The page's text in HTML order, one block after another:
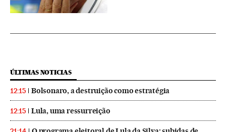
ÚLTIMAS NOTICIAS
12:15 Bolsonaro, a destruição como estratégia
12:15 Lula, uma ressurreição